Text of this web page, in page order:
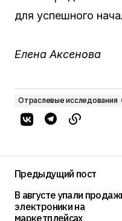
для успешного
Елена Аксенова
Отраслевые исследования
Предыдущий пост
В августе упали
электроники на
маркетплейсах